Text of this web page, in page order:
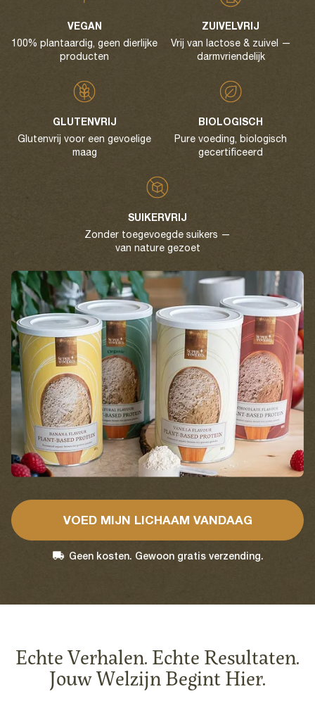
VEGAN
100% plantaardig, geen dierlijke
producten
ZUIVELVRIJ
Vrij van lactose & zuivel —
darmvriendelijk
GLUTENVRIJ
Glutenvrij voor een gevoelige
maag
BIOLOGISCH
Pure voeding, biologisch
gecertificeerd
SUIKERVRIJ
Zonder toegevoegde suikers —
van nature gezoet
VOED MIJN LICHAAM VANDAAG
Geen kosten. Gewoon gratis verzending.
Echte Verhalen. Echte Resultaten.
Jouw Welzijn Begint Hier.